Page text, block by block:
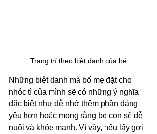
Trang trí theo biệt danh của bé
Những biệt danh mà bố mẹ đặt cho
nhóc tì của mình sẽ có những ý nghĩa
đặc biệt như dễ nhớ thêm phần đáng
yêu hơn hoặc mong rằng bé con sẽ dễ
nuôi và khỏe mạnh. Vì vậy, nếu lấy gợi